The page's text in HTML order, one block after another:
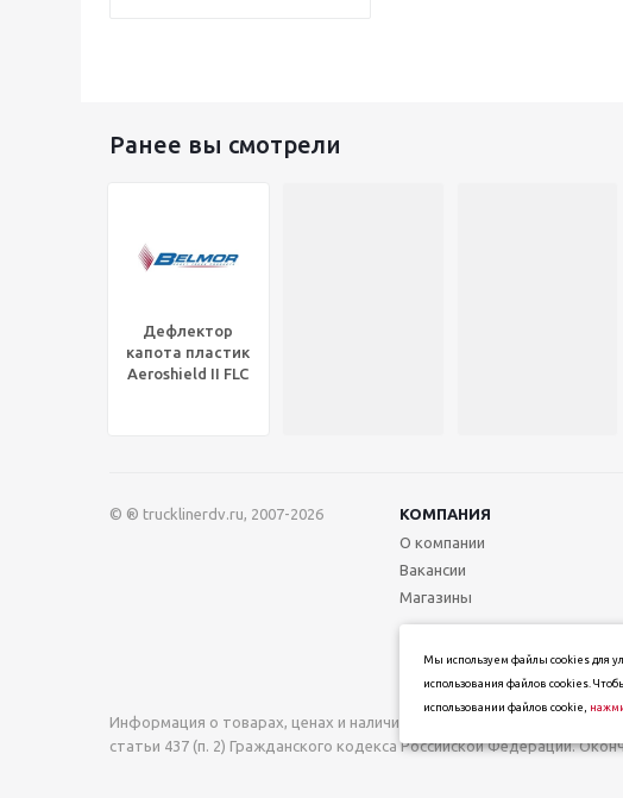
Ранее вы смотрели
Дефлектор
капота пластик
Aeroshield II FLC
© ® trucklinerdv.ru, 2007-2026 КОМПАНИЯ
О компании
Вакансии
Магазины
Информация о товарах, ценах и наличии на сайте носит
статьи 437 (п. 2) Гражданского кодекса Российской Федерации.
Мы используем файлы cookies для
использования файлов cookies.
использовании файлов cookie,